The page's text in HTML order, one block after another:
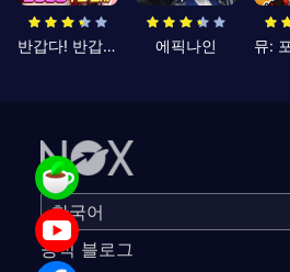
반갑다! 반갑삼국지 에픽나인
공식 블로그